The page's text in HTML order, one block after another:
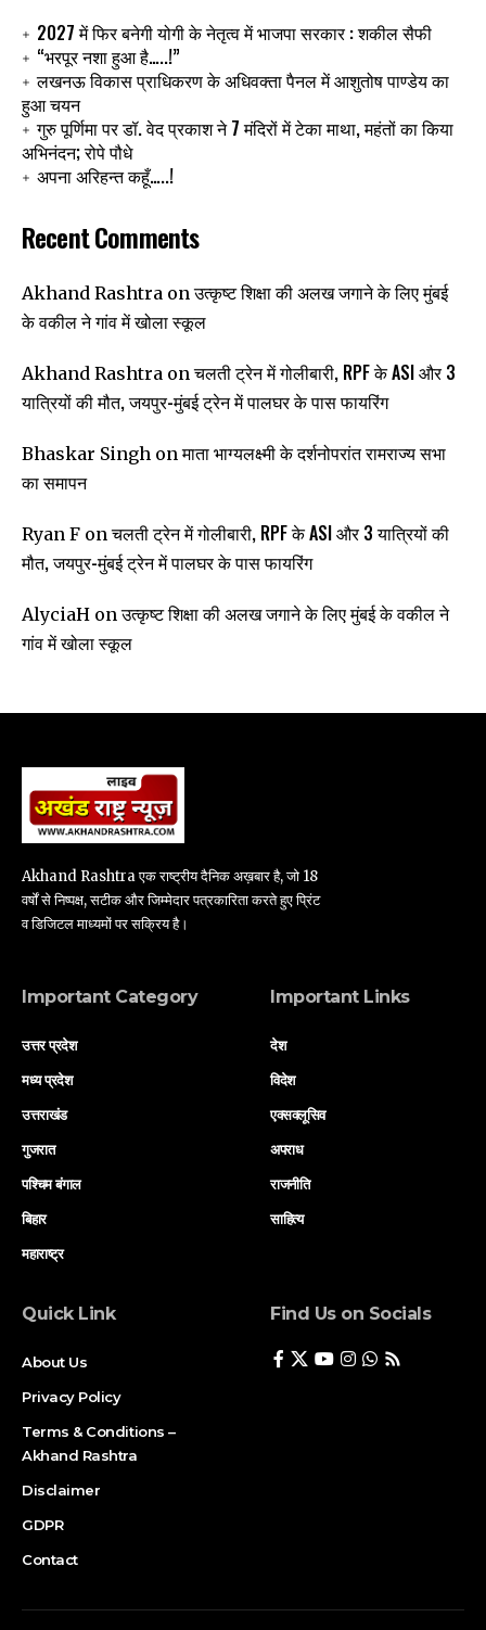
2027 में फिर बनेगी योगी के नेतृत्व में भाजपा सरकार : शकील सैफी
“भरपूर नशा हुआ है…..!”
लखनऊ विकास प्राधिकरण के अधिवक्ता पैनल में आशुतोष पाण्डेय का
हुआ चयन
गुरु पूर्णिमा पर डॉ. वेद प्रकाश ने 7 मंदिरों में टेका माथा, महंतों का किया
अभिनंदन; रोपे पौधे
अपना अरिहन्त कहूँ…..!
Recent Comments
Akhand Rashtra onउत्कृष्ट शिक्षा की अलख जगाने के लिए मुंबई
के वकील ने गांव में खोला स्कूल
Akhand Rashtra onचलती ट्रेन में गोलीबारी, RPF के ASI और 3
यात्रियों की मौत, जयपुर-मुंबई ट्रेन में पालघर के पास फायरिंग
Bhaskar Singh onमाता भाग्यलक्ष्मी के दर्शनोपरांत रामराज्य सभा
का समापन
Ryan F onचलती ट्रेन में गोलीबारी, RPF के ASI और 3 यात्रियों की
मौत, जयपुर-मुंबई ट्रेन में पालघर के पास फायरिंग
AlyciaH onउत्कृष्ट शिक्षा की अलख जगाने के लिए मुंबई के वकील ने
गांव में खोला स्कूल
Akhand Rashtra एक राष्ट्रीय दैनिक अख़बार है, जो 18
वर्षों से निष्पक्ष, सटीक और जिम्मेदार पत्रकारिता करते हुए प्रिंट
व डिजिटल माध्यमों पर सक्रिय है।
Important Category
उत्तर प्रदेश
मध्य प्रदेश
उत्तराखंड
गुजरात
पश्चिम बंगाल
बिहार
महाराष्ट्र
Important Links
देश
विदेश
एक्सक्लूसिव
अपराध
राजनीति
साहित्य
Quick Link
About Us
Privacy Policy
Terms & Conditions –
Akhand Rashtra
Disclaimer
GDPR
Contact
Find Us on Socials